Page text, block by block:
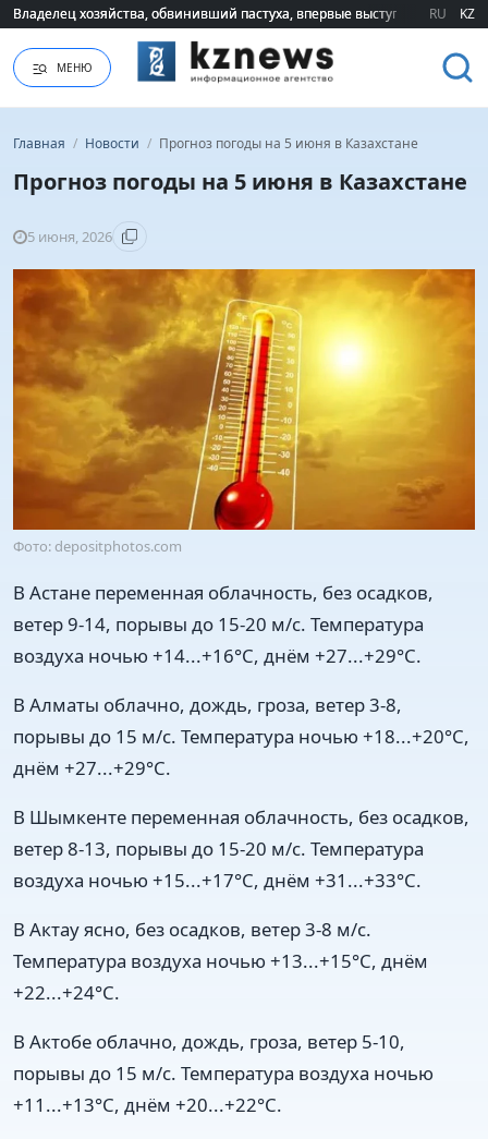
Владелец хозяйства, обвинивший пастуха, впервые выступил
Владелец хозяйства, обвинивший пастуха, впервые выступил RU KZ
МЕНЮ
Главная / Новости / Прогноз погоды на 5 июня в Казахстане
Прогноз погоды на 5 июня в Казахстане
5 июня, 2026
Фото: depositphotos.com
В Астане переменная облачность, без осадков,
ветер 9-14, порывы до 15-20 м/с. Температура
воздуха ночью +14...+16°C, днём +27...+29°C.
В Алматы облачно, дождь, гроза, ветер 3-8,
порывы до 15 м/с. Температура ночью +18...+20°C,
днём +27...+29°C.
В Шымкенте переменная облачность, без осадков,
ветер 8-13, порывы до 15-20 м/с. Температура
воздуха ночью +15...+17°C, днём +31...+33°C.
В Актау ясно, без осадков, ветер 3-8 м/с.
Температура воздуха ночью +13...+15°C, днём
+22...+24°C.
В Актобе облачно, дождь, гроза, ветер 5-10,
порывы до 15 м/с. Температура воздуха ночью
+11...+13°C, днём +20...+22°C.